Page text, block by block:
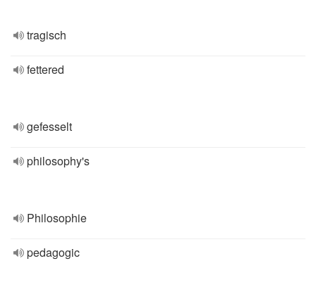
tragisch
fettered
gefesselt
philosophy's
Philosophie
pedagogic